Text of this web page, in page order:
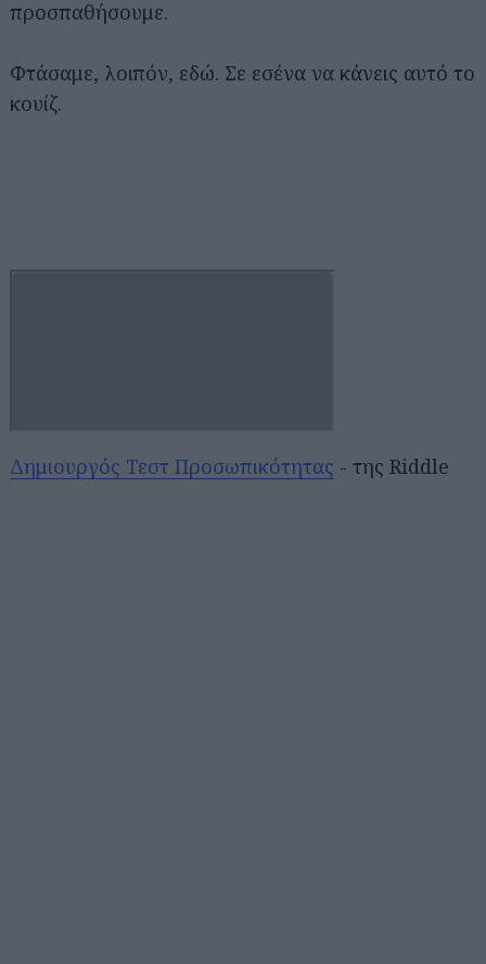
προσπαθήσουμε.
Φτάσαμε, λοιπόν, εδώ. Σε εσένα να κάνεις αυτό το
κουίζ.
Δημιουργός Τεστ Προσωπικότητας - της Riddle